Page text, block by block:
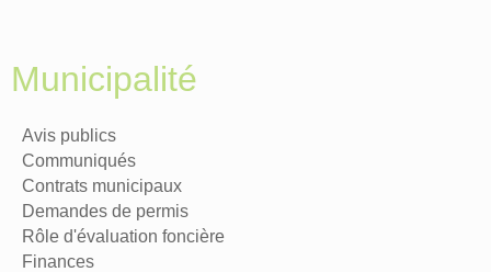
Municipalité
Avis publics
Communiqués
Contrats municipaux
Demandes de permis
Rôle d'évaluation foncière
Finances